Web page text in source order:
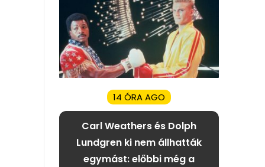
14 ÓRA AGO
Carl Weathers és Dolph
Lundgren ki nem állhatták
egymást: előbbi még a